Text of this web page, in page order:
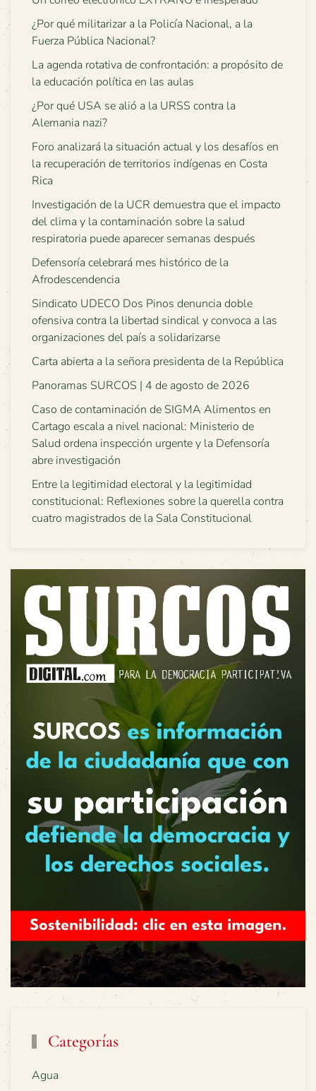
¿Por qué militarizar a la Policía Nacional, a la
Fuerza Pública Nacional?
La agenda rotativa de confrontación: a propósito de
la educación política en las aulas
¿Por qué USA se alió a la URSS contra la
Alemania nazi?
Foro analizará la situación actual y los desafíos en
la recuperación de territorios indígenas en Costa
Rica
Investigación de la UCR demuestra que el impacto
del clima y la contaminación sobre la salud
respiratoria puede aparecer semanas después
Defensoría celebrará mes histórico de la
Afrodescendencia
Sindicato UDECO Dos Pinos denuncia doble
ofensiva contra la libertad sindical y convoca a las
organizaciones del país a solidarizarse
Carta abierta a la señora presidenta de la República
Panoramas SURCOS | 4 de agosto de 2026
Caso de contaminación de SIGMA Alimentos en
Cartago escala a nivel nacional: Ministerio de
Salud ordena inspección urgente y la Defensoría
abre investigación
Entre la legitimidad electoral y la legitimidad
constitucional: Reflexiones sobre la querella contra
cuatro magistrados de la Sala Constitucional
Categorías
Agua